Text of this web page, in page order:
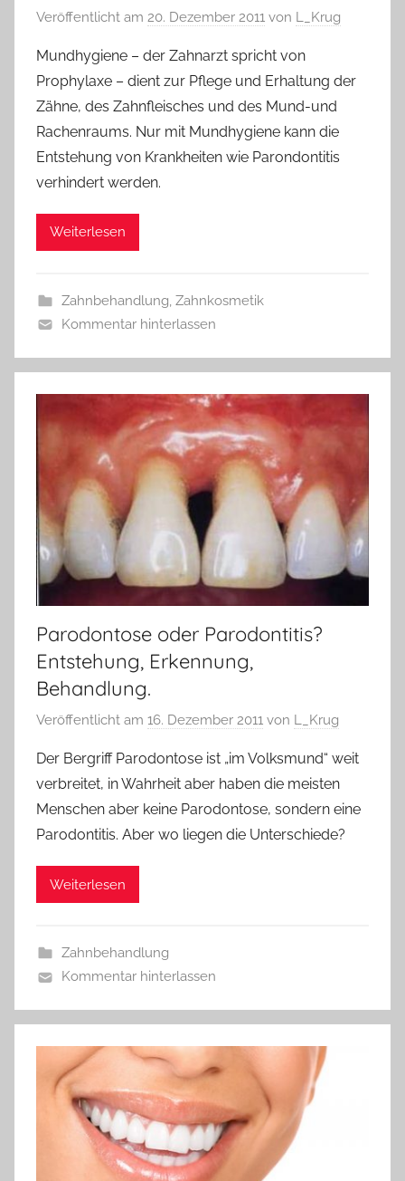
Veröffentlicht am 20. Dezember 2011 von L_Krug
Mundhygiene – der Zahnarzt spricht von
Prophylaxe – dient zur Pflege und Erhaltung der
Zähne, des Zahnfleisches und des Mund-und
Rachenraums. Nur mit Mundhygiene kann die
Entstehung von Krankheiten wie Parondontitis
verhindert werden.
Weiterlesen
Zahnbehandlung, Zahnkosmetik
Kommentar hinterlassen
Parodontose oder Parodontitis?
Entstehung, Erkennung,
Behandlung.
Veröffentlicht am 16. Dezember 2011 von L_Krug
Der Bergriff Parodontose ist „im Volksmund“ weit
verbreitet, in Wahrheit aber haben die meisten
Menschen aber keine Parodontose, sondern eine
Parodontitis. Aber wo liegen die Unterschiede?
Weiterlesen
Zahnbehandlung
Kommentar hinterlassen